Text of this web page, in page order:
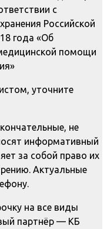
с
Российской
года «Об
помощи
уточните
не
информативный
за собой право их
Актуальные
на все виды
партнёр — КБ